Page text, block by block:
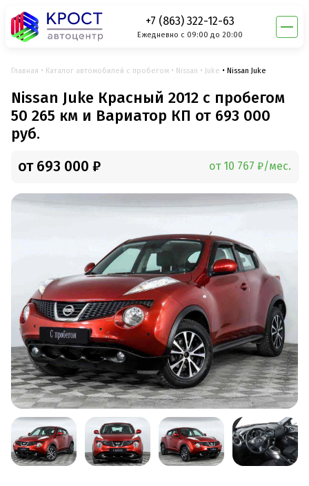
+7 (863) 322-12-63
Ежедневно с 09:00 до 20:00
Главная Каталог автомобилей с пробегом Nissan Juke Nissan Juke
Nissan Juke Красный 2012 с пробегом
50 265 км и Вариатор КП от 693 000
руб.
от 693 000 ₽ от 10 767 ₽/мес.